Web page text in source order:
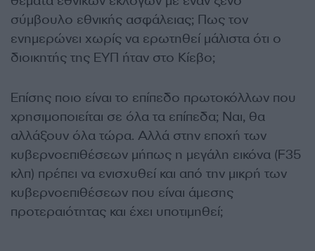
σύμβουλο εθνικής ασφάλειας; Πως τον
ενημερώνει χωρίς να ερωτηθεί μάλιστα ότι ο
διοικητής της ΕΥΠ ήταν στο Κίεβο;
Επίσης ποιο είναι το επίπεδο πρωτοκόλλων που
χρησιμοποιείται σε όλα τα επίπεδα; Ναι, θα
αλλάξουν όλα τώρα. Αλλά στην εποχή των
κυβερνοεπιθέσεων μήπως η μεγάλη εικόνα (F35
κλπ) πρέπει να ενισχυθεί και από την μικρή των
κυβερνοεπιθέσεων που είναι άμεσης
προτεραιότητας και έχει υποτιμηθεί;